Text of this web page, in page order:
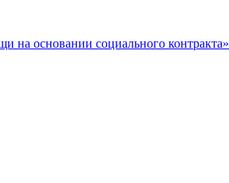
на основании социального контракта»